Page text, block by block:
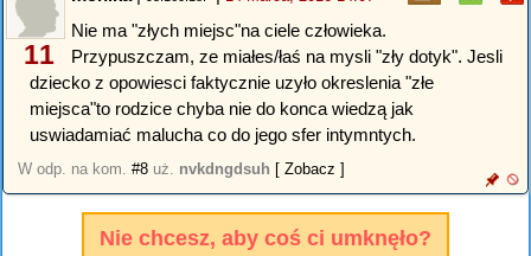
11
Nie ma "złych miejsc"na ciele człowieka.
Przypuszczam, ze miałes/łaś na mysli "zły dotyk". Jesli
dziecko z opowiesci faktycznie uzyło okreslenia "złe
miejsca"to rodzice chyba nie do konca wiedzą jak
uswiadamiać malucha co do jego sfer intymntych.
W odp. na kom. #8 uż. nvkdngdsuh [ Zobacz ]
Nie chcesz, aby coś ci umknęło?